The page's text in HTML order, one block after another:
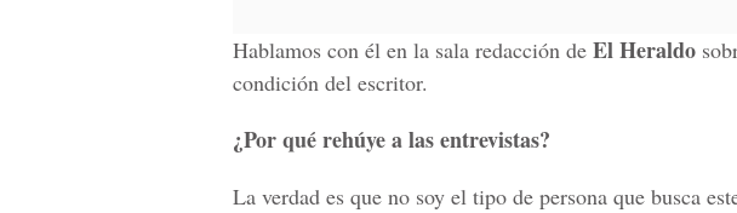
Hablamos con él en la sala redacción de El Heraldo
condición del escritor.
¿Por qué rehúye a las entrevistas?
La verdad es que no soy el tipo de persona que busca